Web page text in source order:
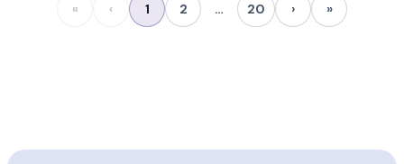
« ‹ 1 2 … 20 › »